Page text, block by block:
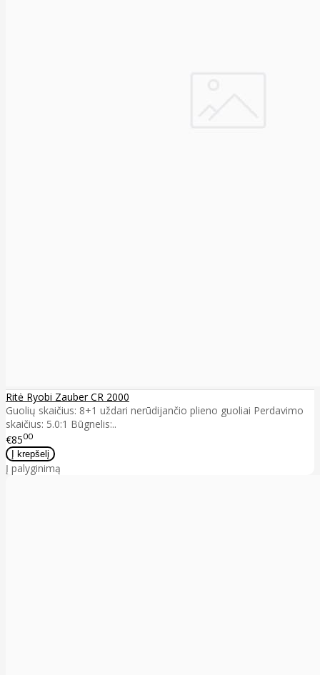
Ritė Ryobi Zauber CR 2000
Guolių skaičius: 8+1 uždari nerūdijančio plieno guoliai Perdavimo
skaičius: 5.0:1 Būgnelis:..
€8500
Į palyginimą